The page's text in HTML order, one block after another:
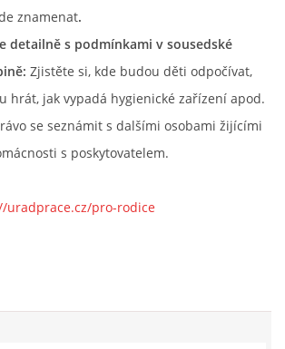
znamenat.
detailně s podmínkami v sousedské
Zjistěte si, kde budou děti odpočívat,
hrát, jak vypadá hygienické zařízení apod.
se seznámit s dalšími osobami žijícími
s poskytovatelem.
uradprace.cz/pro-rodice